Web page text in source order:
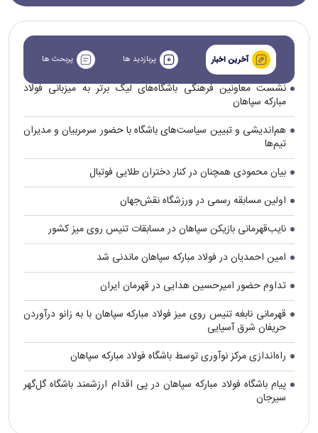
آخرین اخبار پربازدید ها پربحث ها
نشست معاونین فرهنگی باشگاه‌های لیگ برتر به میزبانی فولاد
مبارکه سپاهان
هم‌اندیشی و تبیین سیاست‌های باشگاه با حضور سرمربیان و مدیران
تیم‌ها
بیان محمودی همچنان در کنار دختران طلایی فوتبال
اولین مسابقه رسمی در ورزشگاه نقش‌جهان
نایب‌قهرمانی بازیکن سپاهان در مسابقات تنیس روی میز کشور
امین احمدیان در فولاد مبارکه سپاهان ماندنی شد
تداوم حضور امیرحسین هدایی در قهرمان ایران
قهرمانی نابغه تنیس روی میز فولاد مبارکه سپاهان با به زانو درآوردن
حریفان شرق آسیایی
راه‌اندازی مرکز نوآوری توسط باشگاه فولاد مبارکه سپاهان
پیام باشگاه فولاد مبارکه سپاهان در پی اقدام ارزشمند باشگاه گل‌گهر
سیرجان